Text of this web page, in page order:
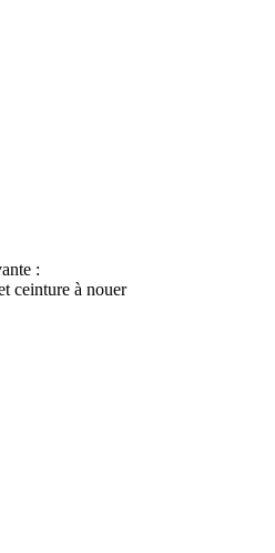
:
ceinture à nouer